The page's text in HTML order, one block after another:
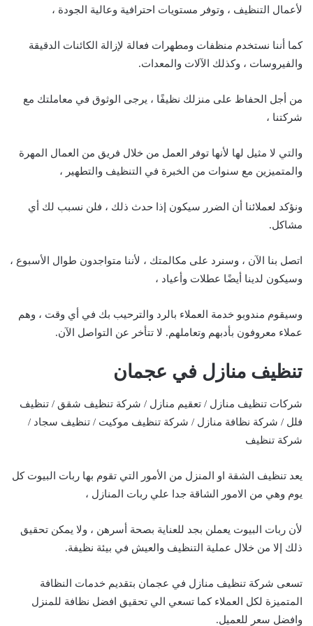
لأعمال التنظيف ، وتوفر مستويات احترافية وعالية الجودة ،
كما أننا نستخدم منظفات ومطهرات فعالة لإزالة الكائنات الدقيقة
والفيروسات ، وكذلك الآلات والمعدات.
من أجل الحفاظ على منزلك نظيفًا ، يرجى الوثوق في معاملتك مع
شركتنا ،
والتي لا مثيل لها لأنها توفر العمل من خلال فريق من العمال المهرة
والمتميزين مع سنوات من الخبرة في التنظيف والتطهير ،
ونؤكد لعملائنا أن الضرر سيكون إذا حدث ذلك ، فلن نسبب لك أي
مشاكل.
اتصل بنا الآن ، وسنرد على مكالمتك ، لأننا متواجدون طوال الأسبوع ،
وسيكون لدينا أيضًا عطلات وأعياد ،
وسيقوم مندوبو خدمة العملاء بالرد والترحيب بك في أي وقت ، وهم
عملاء معروفون بأدبهم وتعاملهم. لا تتأخر عن التواصل الآن.
تنظيف منازل في عجمان
شركات تنظيف منازل / تعقيم منازل / شركة تنظيف شقق / تنظيف
فلل / شركة نظافة منازل / شركة تنظيف موكيت / تنظيف سجاد /
شركة تنظيف
يعد تنظيف الشقة او المنزل من الأمور التي تقوم بها ربات البيوت كل
يوم وهي من الامور الشاقة جدا علي ربات المنازل ،
لأن ربات البيوت يعملن بجد للعناية بصحة أسرهن ، ولا يمكن تحقيق
ذلك إلا من خلال عملية التنظيف والعيش في بيئة نظيفة.
تسعى شركة تنظيف منازل في عجمان بتقديم خدمات النظافة
المتميزة لكل العملاء كما تسعي الي تحقيق افضل نظافة للمنزل
وافضل سعر للعميل.